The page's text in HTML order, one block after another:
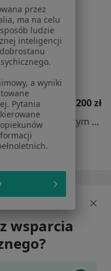
chętnie płacą
200 zł
Specjalista nie oferuje umawiania online pod tym adresem.
wsparcia
przez
ma na celu
ludzie
inteligencji
a wyniki
Pytania